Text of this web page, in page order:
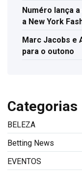
Numéro lança
a New York
Marc Jacobs e
para o outono
Categorias
BELEZA
Betting News
EVENTOS